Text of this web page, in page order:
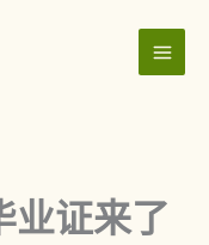
业证来了